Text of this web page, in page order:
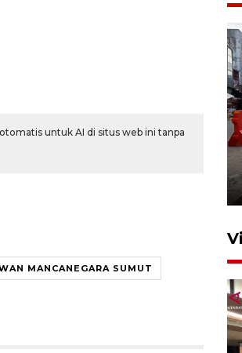
untuk AI di situs web ini tanpa
MANCANEGARA SUMUT